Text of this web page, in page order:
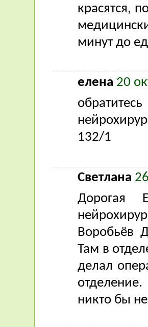
красятся,
минут до
елена 20
132/1
Светлана
Дорогая
Воробьёв
Там в
делал
никто бы